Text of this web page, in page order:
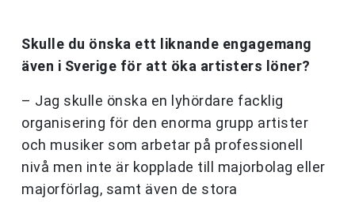
Skulle du önska ett liknande engagemang
även i Sverige för att öka artisters löner?
– Jag skulle önska en lyhördare facklig
organisering för den enorma grupp artister
och musiker som arbetar på professionell
nivå men inte är kopplade till majorbolag eller
majorförlag, samt även de stora